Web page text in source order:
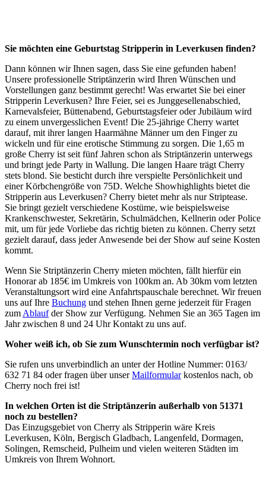
Sie möchten eine Geburtstag Stripperin in Leverkusen finden?
Dann können wir Ihnen sagen, dass Sie eine gefunden haben!
Unsere professionelle Striptänzerin wird Ihren Wünschen und
Vorstellungen ganz bestimmt gerecht! Was erwartet Sie bei einer
Stripperin Leverkusen? Ihre Feier, sei es Junggesellenabschied,
Karnevalsfeier, Büttenabend, Geburtstagsfeier oder Jubiläum wird
zu einem unvergesslichen Event! Die 25-jährige Cherry wartet
darauf, mit ihrer langen Haarmähne Männer um den Finger zu
wickeln und für eine erotische Stimmung zu sorgen. Die 1,65 m
große Cherry ist seit fünf Jahren schon als Striptänzerin unterwegs
und bringt jede Party in Wallung. Die langen Haare trägt Cherry
stets blond. Sie besticht durch ihre verspielte Persönlichkeit und
einer Körbchengröße von 75D. Welche Showhighlights bietet die
Stripperin aus Leverkusen? Cherry bietet mehr als nur Striptease.
Sie bringt gezielt verschiedene Kostüme, wie beispielsweise
Krankenschwester, Sekretärin, Schulmädchen, Kellnerin oder Police
mit, um für jede Vorliebe das richtig bieten zu können. Cherry setzt
gezielt darauf, dass jeder Anwesende bei der Show auf seine Kosten
kommt.
Wenn Sie Striptänzerin Cherry mieten möchten, fällt hierfür ein
Honorar ab 185€ im Umkreis von 100km an. Ab 30km vom letzten
Veranstaltungsort wird eine Anfahrtspauschale berechnet. Wir freuen
uns auf Ihre Buchung und stehen Ihnen gerne jederzeit für Fragen
zum Ablaufder Show zur Verfügung. Nehmen Sie an 365 Tagen im
Jahr zwischen 8 und 24 Uhr Kontakt zu uns auf.
Woher weiß ich, ob Sie zum Wunschtermin noch verfügbar ist?
Sie rufen uns unverbindlich an unter der Hotline Nummer: 0163/
632 71 84 oder fragen über unserMailformularkostenlos nach, ob
Cherry noch frei ist!
In welchen Orten ist die Striptänzerin außerhalb von 51371
noch zu bestellen?
Das Einzugsgebiet von Cherry als Stripperin wäre Kreis
Leverkusen, Köln, Bergisch Gladbach, Langenfeld, Dormagen,
Solingen, Remscheid, Pulheim und vielen weiteren Städten im
Umkreis von Ihrem Wohnort.